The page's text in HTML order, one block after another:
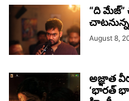
“ది మేజ్”
August 8,
అజ్ఞాత
‘భారత్